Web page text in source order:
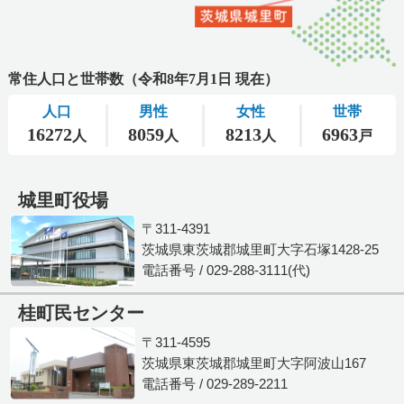
城里町役場
〒311-4391
茨城県東茨城郡城里町大字石塚1428-25
電話番号 / 029-288-3111(代)
桂町民センター
〒311-4595
茨城県東茨城郡城里町大字阿波山167
電話番号 / 029-289-2211